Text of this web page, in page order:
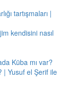
tartışmaları |
kendisini nasıl
Küba mı var?
| Yusuf el Şerif ile